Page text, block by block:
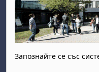
Запознайте се със